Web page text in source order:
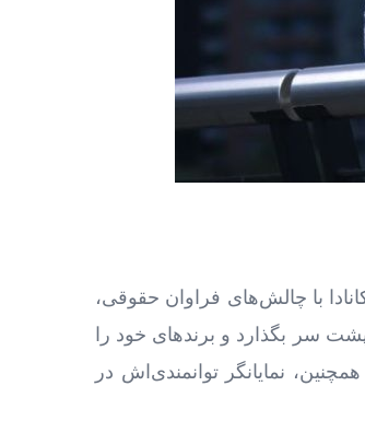
با چالش‌های فراوان حقوقی،
سر بگذارد و برندهای خود را
نمایانگر توانمندی‌اش در